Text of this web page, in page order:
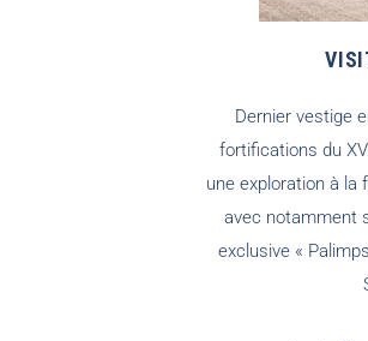
Dernier vestige
fortifications du
une exploration à
avec notamment
exclusive «